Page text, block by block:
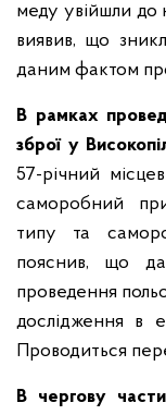
меду увійшли до
виявив, що
даним фактом
В рамках
зброї у
57-річний
саморобний
типу та
пояснив, що
проведення
дослідження в
Проводиться
В чергову